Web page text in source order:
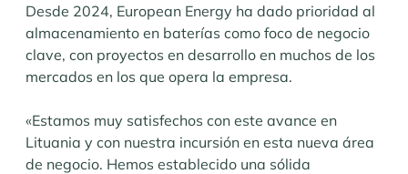
Desde 2024, European Energy ha dado prioridad al
almacenamiento en baterías como foco de negocio
clave, con proyectos en desarrollo en muchos de los
mercados en los que opera la empresa.
«Estamos muy satisfechos con este avance en
Lituania y con nuestra incursión en esta nueva área
de negocio. Hemos establecido una sólida